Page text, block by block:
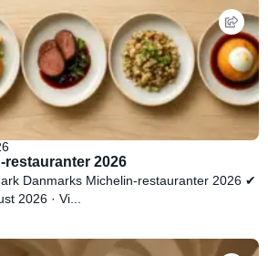
restauranter 2026
Danmarks Michelin-restauranter 2026 ✔
2026 · Vi...